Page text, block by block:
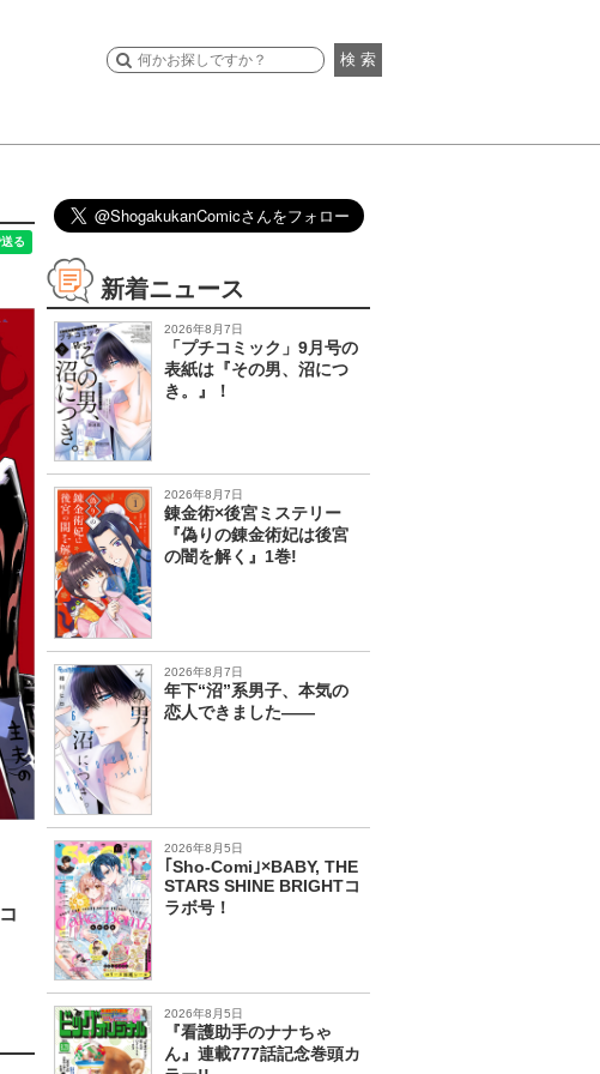
検 索
新着ニュース
2026年8月7日
「プチコミック」9月号の
表紙は『その男、沼につ
き。』！
2026年8月7日
錬金術×後宮ミステリー
『偽りの錬金術妃は後宮
の闇を解く』1巻!
2026年8月7日
年下“沼”系男子、本気の
恋人できました――
2026年8月5日
｢Sho-Comi｣×BABY, THE
STARS SHINE BRIGHTコ
ラボ号！
2026年8月5日
『看護助手のナナちゃ
ん』連載777話記念巻頭カ